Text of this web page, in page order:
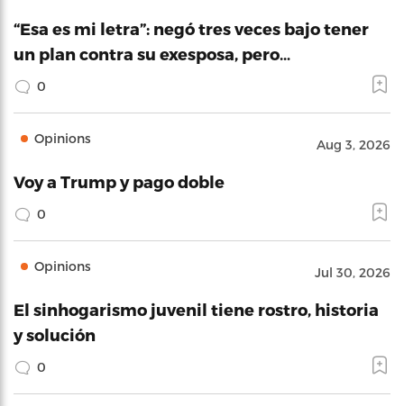
“Esa es mi letra”: negó tres veces bajo tener
un plan contra su exesposa, pero…
0
Opinions Aug 3, 2026
Voy a Trump y pago doble
0
Opinions Jul 30, 2026
El sinhogarismo juvenil tiene rostro, historia
y solución
0